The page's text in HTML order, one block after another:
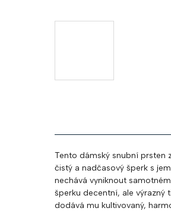
Tento dámský snubní prsten
čistý a nadčasový šperk s
nechává vyniknout
šperku decentní, ale výrazný
dodává mu kultivovaný,